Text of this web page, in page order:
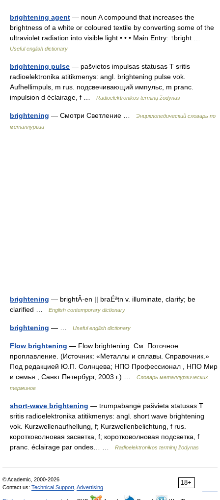
brightening agent — noun A compound that increases the
brightness of a white or coloured textile by converting some of the
ultraviolet radiation into visible light • • • Main Entry: ↑bright …
Useful english dictionary
brightening pulse — pašvietos impulsas statusas T sritis
radioelektronika atitikmenys: angl. brightening pulse vok.
Aufhellimpuls, m rus. подсвечивающий импульс, m pranc.
impulsion d éclairage, f …
Radioelektronikos terminų žodynas
brightening — Смотри Светление …
Энциклопедический словарь по
металлургии
brightening — brightÂ·en || braÉªtn v. illuminate, clarify; be
clarified …
English contemporary dictionary
brightening — … Useful english dictionary
Flow brightening — Flow brightening. См. Поточное
проплавление. (Источник: «Металлы и сплавы. Справочник.»
Под редакцией Ю.П. Солнцева; НПО Профессионал , НПО Мир
и семья ; Санкт Петербург, 2003 г.) …
Словарь металлургических
терминов
short-wave brightening — trumpabangė pašvieta statusas T
sritis radioelektronika atitikmenys: angl. short wave brightening
vok. Kurzwellenaufhellung, f; Kurzwellenbelichtung, f rus.
коротковолновая засветка, f; коротковолновая подсветка, f
pranc. éclairage par ondes… …
Radioelektronikos terminų žodynas
18+
© Academic, 2000-2026
Contact us: Technical Support Advertising